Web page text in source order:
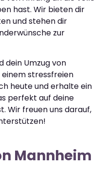
hast. Wir bieten dir
und stehen dir
zur
dein Umzug von
einem stressfreien
heute und erhalte ein
perfekt auf deine
Wir freuen uns darauf,
Mannheim